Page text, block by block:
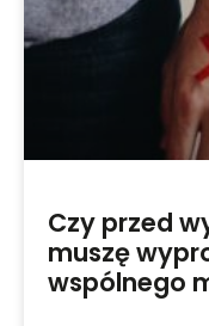
Czy przed
muszę
wspólnego